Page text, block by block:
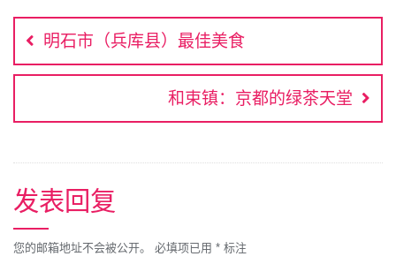
b
o
o
k
L
i
n
k
t
e
r
s
A
p
p
e
r
e
s
章
导
明石市（兵库县）最佳美食
和束镇：京都的绿茶天堂
发表回复
您的邮箱地址不会被公开。 必填项已用 * 标注